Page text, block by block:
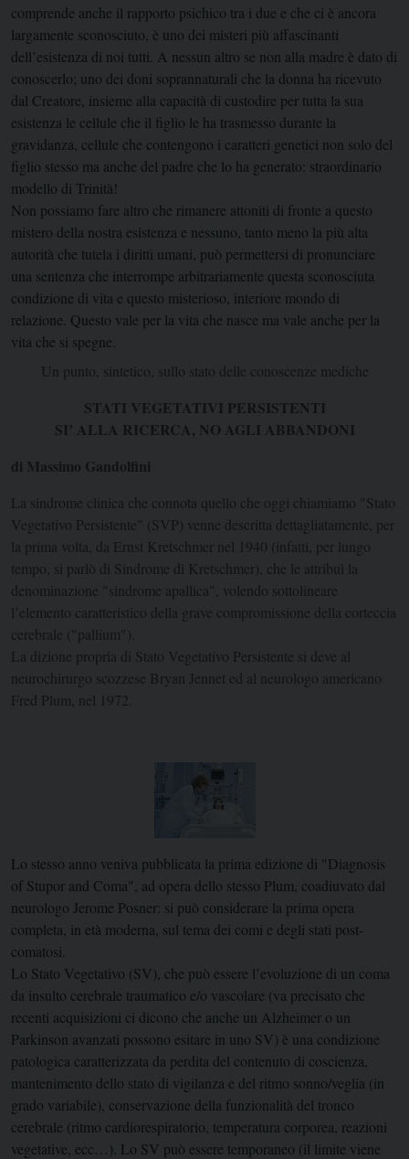
comprende anche il rapporto psichico tra i due e che ci è ancora
largamente sconosciuto, è uno dei misteri più affascinanti
dell’esistenza di noi tutti. A nessun altro se non alla madre è dato di
conoscerlo; uno dei doni soprannaturali che la donna ha ricevuto
dal Creatore, insieme alla capacità di custodire per tutta la sua
esistenza le cellule che il figlio le ha trasmesso durante la
gravidanza, cellule che contengono i caratteri genetici non solo del
figlio stesso ma anche del padre che lo ha generato: straordinario
modello di Trinità!
Non possiamo fare altro che rimanere attoniti di fronte a questo
mistero della nostra esistenza e nessuno, tanto meno la più alta
autorità che tutela i diritti umani, può permettersi di pronunciare
una sentenza che interrompe arbitrariamente questa sconosciuta
condizione di vita e questo misterioso, interiore mondo di
relazione. Questo vale per la vita che nasce ma vale anche per la
vita che si spegne.
Un punto, sintetico, sullo stato delle conoscenze mediche
STATI VEGETATIVI PERSISTENTI
SI’ ALLA RICERCA, NO AGLI ABBANDONI
di Massimo Gandolfini
La sindrome clinica che connota quello che oggi chiamiamo "Stato
Vegetativo Persistente" (SVP) venne descritta dettagliatamente, per
la prima volta, da Ernst Kretschmer nel 1940 (infatti, per lungo
tempo, si parlò di Sindrome di Kretschmer), che le attribuì la
denominazione "sindrome apallica", volendo sottolineare
l’elemento caratteristico della grave compromissione della corteccia
cerebrale ("pallium").
La dizione propria di Stato Vegetativo Persistente si deve al
neurochirurgo scozzese Bryan Jennet ed al neurologo americano
Fred Plum, nel 1972.
Lo stesso anno veniva pubblicata la prima edizione di "Diagnosis
of Stupor and Coma", ad opera dello stesso Plum, coadiuvato dal
neurologo Jerome Posner: si può considerare la prima opera
completa, in età moderna, sul tema dei comi e degli stati post-
comatosi.
Lo Stato Vegetativo (SV), che può essere l’evoluzione di un coma
da insulto cerebrale traumatico e/o vascolare (va precisato che
recenti acquisizioni ci dicono che anche un Alzheimer o un
Parkinson avanzati possono esitare in uno SV) è una condizione
patologica caratterizzata da perdita del contenuto di coscienza,
mantenimento dello stato di vigilanza e del ritmo sonno/veglia (in
grado variabile), conservazione della funzionalità del tronco
cerebrale (ritmo cardiorespiratorio, temperatura corporea, reazioni
vegetative, ecc…). Lo SV può essere temporaneo (il limite viene